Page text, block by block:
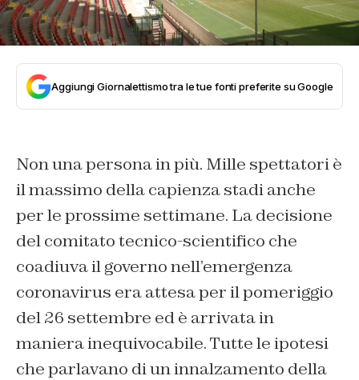
Aggiungi Giornalettismo tra le tue fonti preferite su Google
Non una persona in più. Mille spettatori è
il massimo della capienza stadi anche
per le prossime settimane. La decisione
del comitato tecnico-scientifico che
coadiuva il governo nell’emergenza
coronavirus era attesa per il pomeriggio
del 26 settembre ed è arrivata in
maniera inequivocabile. Tutte le ipotesi
che parlavano di un innalzamento della